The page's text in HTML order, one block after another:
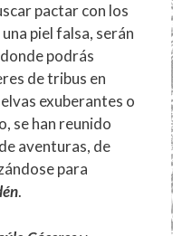
pactar con los
piel falsa, serán
podrás
de tribus en
exuberantes o
se han reunido
aventuras, de
para
.